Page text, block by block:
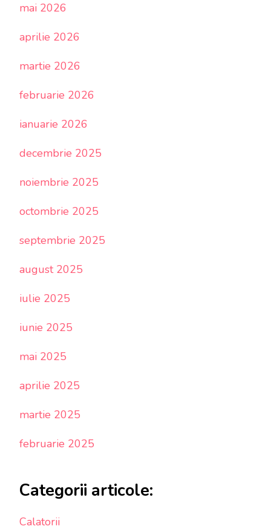
mai 2026
aprilie 2026
martie 2026
februarie 2026
ianuarie 2026
decembrie 2025
noiembrie 2025
octombrie 2025
septembrie 2025
august 2025
iulie 2025
iunie 2025
mai 2025
aprilie 2025
martie 2025
februarie 2025
Categorii articole:
Calatorii